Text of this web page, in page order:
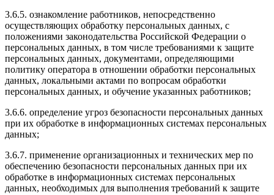
3.6.5. ознакомление работников, непосредственно
осуществляющих обработку персональных данных, с
положениями законодательства Российской Федерации о
персональных данных, в том числе требованиями к защите
персональных данных, документами, определяющими
политику оператора в отношении обработки персональных
данных, локальными актами по вопросам обработки
персональных данных, и обучение указанных работников;
3.6.6. определение угроз безопасности персональных данных
при их обработке в информационных системах персональных
данных;
3.6.7. применение организационных и технических мер по
обеспечению безопасности персональных данных при их
обработке в информационных системах персональных
данных, необходимых для выполнения требований к защите